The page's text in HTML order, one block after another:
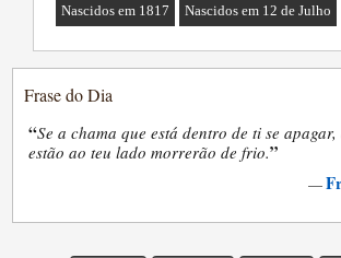
Nascidos em 1817 Nascidos em 12 de Julho
Frase do Dia
“Se a chama que está dentro de ti se
estão ao teu lado morrerão de frio.”
—